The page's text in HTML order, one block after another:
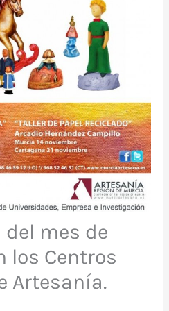
mes de
los Centros
Artesanía.